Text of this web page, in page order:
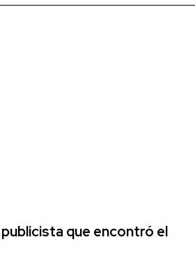
publicista que encontró el